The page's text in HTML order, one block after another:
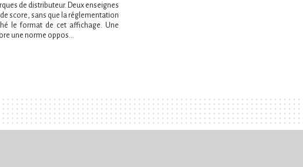
de distributeur. Deux enseignes
score, sans que la réglementation
le format de cet affichage. Une
une norme oppos...